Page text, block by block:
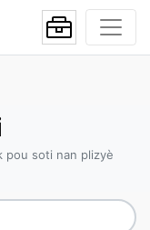
pou soti nan plizyè